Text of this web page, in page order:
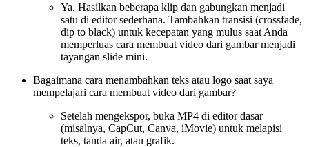
Ya. Hasilkan beberapa klip dan gabungkan menjadi
satu di editor sederhana. Tambahkan transisi (crossfade,
dip to black) untuk kecepatan yang mulus saat Anda
memperluas cara membuat video dari gambar menjadi
tayangan slide mini.
Bagaimana cara menambahkan teks atau logo saat saya
mempelajari cara membuat video dari gambar?
Setelah mengekspor, buka MP4 di editor dasar
(misalnya, CapCut, Canva, iMovie) untuk melapisi
teks, tanda air, atau grafik.